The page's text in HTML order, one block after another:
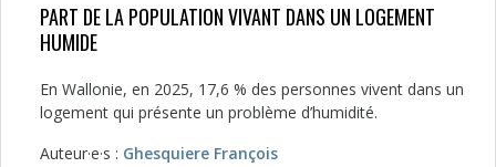
PART DE LA POPULATION VIVANT DANS UN LOGEMENT
HUMIDE
En Wallonie, en 2025, 17,6 % des personnes vivent dans un
logement qui présente un problème d’humidité.
Auteur·e·s : Ghesquiere François